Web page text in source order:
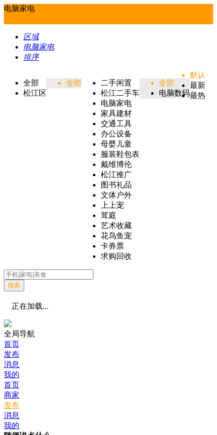
电脑家电
区域
电脑家电
排序
全部
松江区
全部
二手闲置
松江二手车
电脑家电
家具建材
交通工具
办公设备
母婴儿童
服装鞋包表
戴维博伦
松江推广
图书礼品
文体户外
上上宠
茸庭
艺术收藏
花鸟鱼宠
卡券票
求购回收
全部
电脑数码
默认
最新
最热
搜索
正在加载...
全局导航
首页
发布
消息
我的
首页
商家
发布
消息
我的